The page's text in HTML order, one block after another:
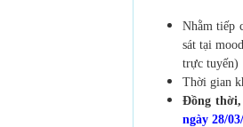
Nhằm tiếp
sát tại
trực tuyến)
Thời gian
Đồng thời,
ngày 28/